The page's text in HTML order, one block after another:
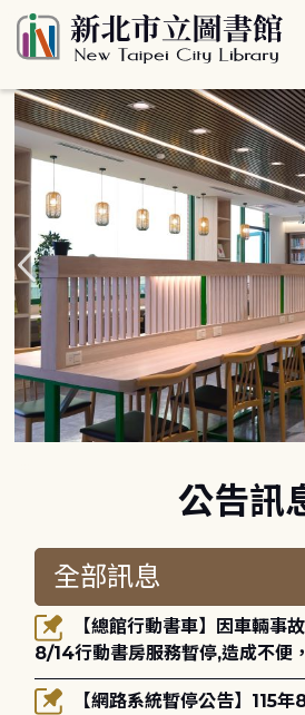
公告訊
8/14行動書房服務暫停,造成不便